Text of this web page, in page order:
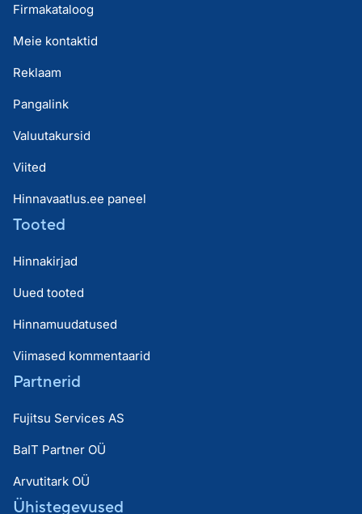
Firmakataloog
Meie kontaktid
Reklaam
Pangalink
Valuutakursid
Viited
Hinnavaatlus.ee paneel
Tooted
Hinnakirjad
Uued tooted
Hinnamuudatused
Viimased kommentaarid
Partnerid
Fujitsu Services AS
BaIT Partner OÜ
Arvutitark OÜ
Ühistegevused